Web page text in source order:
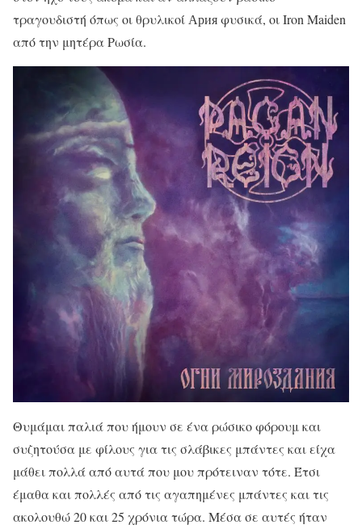
τραγουδιστή όπως οι θρυλικοί Ария φυσικά, οι Iron Maiden
από την μητέρα Ρωσία.
Θυμάμαι παλιά που ήμουν σε ένα ρώσικο φόρουμ και
συζητούσα με φίλους για τις σλάβικες μπάντες και είχα
μάθει πολλά από αυτά που μου πρότειναν τότε. Έτσι
έμαθα και πολλές από τις αγαπημένες μπάντες και τις
ακολουθώ 20 και 25 χρόνια τώρα. Μέσα σε αυτές ήταν